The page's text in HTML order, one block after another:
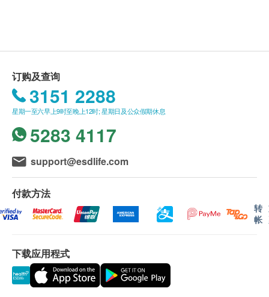
脉搏率
体重
个人健康分析问卷
血压
体质指标
血脂
甘油三酯
总胆固醇
糖尿
乳房X光造影检查 (只适合40岁以上女士)
(只适用于尖沙咀分店 及 只适合40岁以上女士) 可检测肿瘤、
硬块或钙化物等乳房问题 可检测肿瘤、硬块或钙化物等乳房问
HK$1,500.0
B超检查
可探测肝癌、肝硬化、脂肪肝、胆石、前列腺肿大、膀胱石、
子宫癌、卵巢癌、卵巢囊肿、子宫肌瘤(纤维瘤)等 (此检查项
目或需另约日期到指定中心进行检查)
2,900.0
艾滋病抗原及抗体测试
性病筛查
HK$350.0
凡购买以上健康检查计划
项目
更改。
附加项目检验者必须跟计划检验者为同一人。
如有争议，健康网购health.ESDlife及时代医疗服
务中心保留最后决定权。
一般疫苗注射服务计划有效期为6个月，客户必须
于6个月内 (由确认付款日期起计) 接受有关服务，
逾期作废。
此项交易必须经医生评估是否适合进行疫苗注射。
如医生认为不适合注射疫苗，将取消此计划的服
疫苗注射均由注册医生/医护人员负责注射程序。
使用长者医疗券
订购及查询
3151 2288
星期一至六早上9时至晚上12时; 星期日及公众假期休息
5283 4117
support@esdlife.com
付款方法
转
帐
下载应用程式